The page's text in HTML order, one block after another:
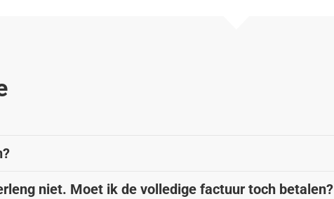
niet. Moet ik de volledige factuur toch betalen?